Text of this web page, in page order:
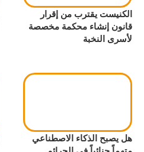
الكنيست يقترب من إقرار
قانون إنشاء محكمة مخصصة
لأسرى النخبة
هل يصبح الذكاء الاصطناعي